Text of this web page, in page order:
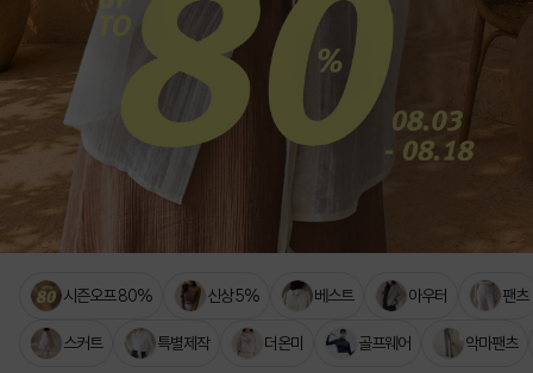
시즌오프 80% 신상 5% 베스트 아우터 팬츠
스커트 특별제작 더온미 골프웨어 악마팬츠